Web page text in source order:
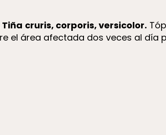
Tiña cruris, corporis, versicolor.
el área afectada dos veces al día